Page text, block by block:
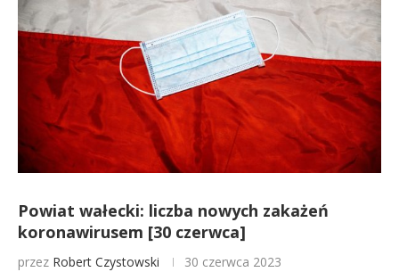
Powiat wałecki: liczba nowych zakażeń
koronawirusem [30 czerwca]
przez Robert Czystowski 30 czerwca 2023